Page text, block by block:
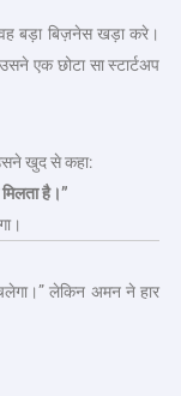
बड़ा बिज़नेस खड़ा करे।
एक छोटा सा स्टार्टअप
खुद से कहा:
है।”
लेकिन अमन ने हार